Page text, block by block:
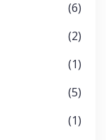
(6)
(2)
(1)
(5)
(1)